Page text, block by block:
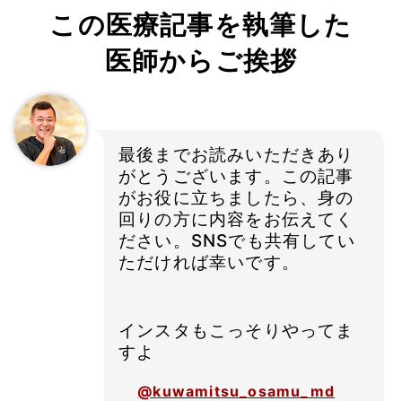
この医療記事を執筆した
医師からご挨拶
最後までお読みいただきあり
がとうございます。この記事
がお役に立ちましたら、身の
回りの方に内容をお伝えてく
ださい。SNSでも共有してい
ただければ幸いです。
インスタもこっそりやってま
すよ
@kuwamitsu_osamu_md